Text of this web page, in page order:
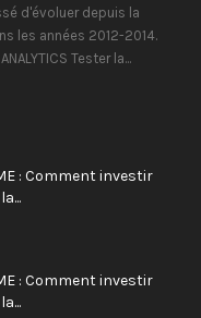
d'évoluer depuis la
les années 2012-2014.
Tester la...
: Comment investir
: Comment investir